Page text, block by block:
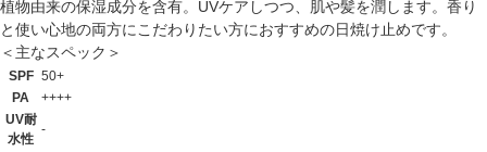
植物由来の保湿成分を含有。UVケアしつつ、肌や髪を潤します。香り
と使い心地の両方にこだわりたい方におすすめの日焼け止めです。
＜主なスペック＞
SPF 50+
PA
++++
UV耐
水性
-